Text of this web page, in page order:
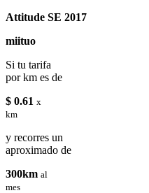
Attitude SE 2017
miituo
Si tu tarifa
por km es de
$ 0.61 x
km
y recorres un
aproximado de
300km al
mes